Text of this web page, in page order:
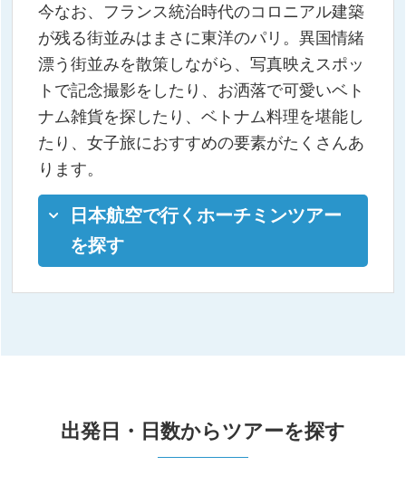
今なお、フランス統治時代のコロニアル建築
が残る街並みはまさに東洋のパリ。異国情緒
漂う街並みを散策しながら、写真映えスポッ
トで記念撮影をしたり、お洒落で可愛いベト
ナム雑貨を探したり、ベトナム料理を堪能し
たり、女子旅におすすめの要素がたくさんあ
ります。
日本航空で行くホーチミンツアー
を探す
出発日・日数からツアーを探す